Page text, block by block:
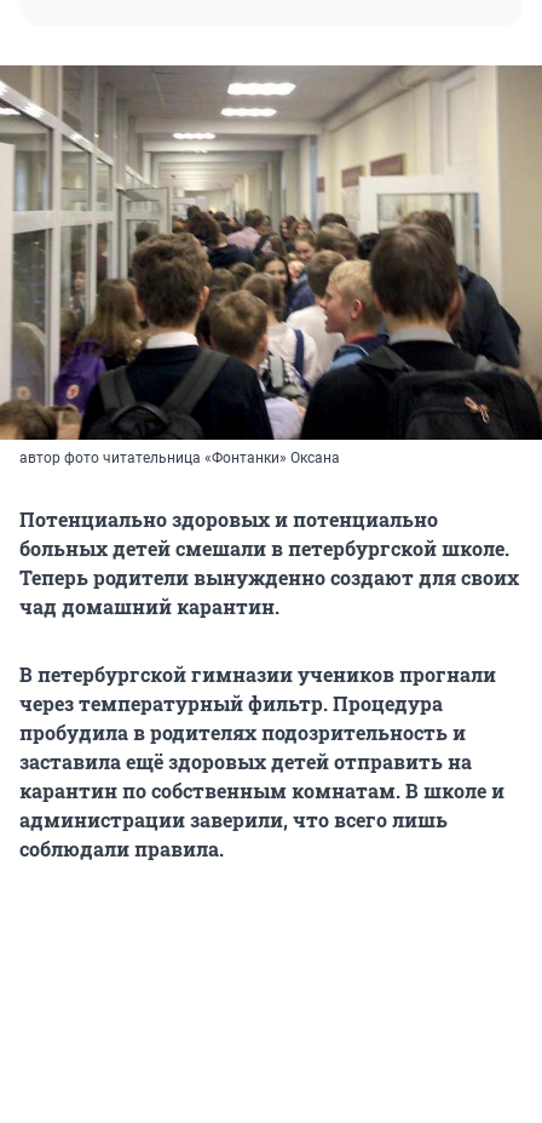
автор фото читательница «Фонтанки» Оксана
Потенциально здоровых и потенциально
больных детей смешали в петербургской школе.
Теперь родители вынужденно создают для своих
чад домашний карантин.
В петербургской гимназии учеников прогнали
через температурный фильтр. Процедура
пробудила в родителях подозрительность и
заставила ещё здоровых детей отправить на
карантин по собственным комнатам. В школе и
администрации заверили, что всего лишь
соблюдали правила.